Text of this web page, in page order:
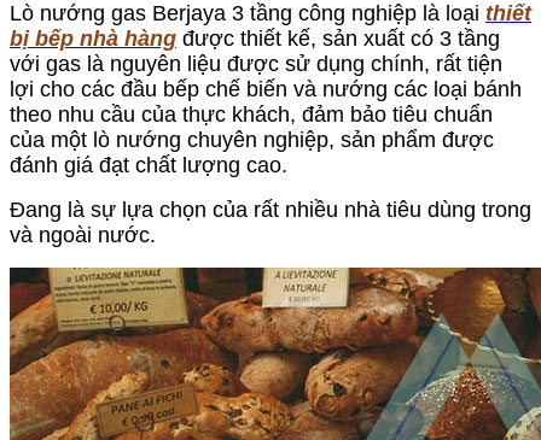
Lò nướng gas Berjaya 3 tầng công nghiệp là loại thiết
bị bếp nhà hàng được thiết kế, sản xuất có 3 tầng
với gas là nguyên liệu được sử dụng chính, rất tiện
lợi cho các đầu bếp chế biến và nướng các loại bánh
theo nhu cầu của thực khách, đảm bảo tiêu chuẩn
của một lò nướng chuyên nghiệp, sản phẩm được
đánh giá đạt chất lượng cao.
Đang là sự lựa chọn của rất nhiều nhà tiêu dùng trong
và ngoài nước.